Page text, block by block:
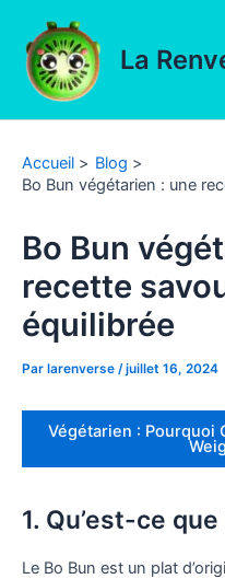
contenu
La
Accueil
Blog
Bo Bun végétarien : une
Bo Bun
recette
équilibrée
Par larenverse /juillet 16, 2024
Végétarien : Pourquoi
1. Qu’est-ce
Le Bo Bun est un plat